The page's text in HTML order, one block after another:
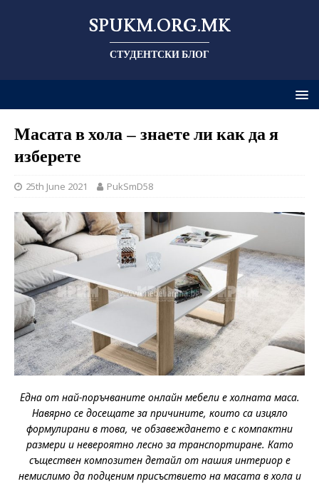
SPUKM.ORG.MK
СТУДЕНТСКИ БЛОГ
Масата в хола – знаете ли как да я
изберете
25th June 2021 PukSmD58
Една от най-поръчваните онлайн мебели е холната маса.
Навярно се досещате за причините, които са изцяло
формулирани в това, че обзавеждането е с компактни
размери и невероятно лесно за транспортиране. Като
съществен композитен детайл от нашия интериор е
немислимо да подценим присъствието на масата в хола и